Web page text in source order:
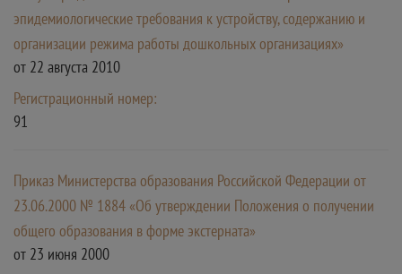
эпидемиологические требования к устройству, содержанию и
организации режима работы дошкольных организациях»
от 22 августа 2010
Регистрационный номер:
91
Приказ Министерства образования Российской Федерации от
23.06.2000 № 1884 «Об утверждении Положения о получении
общего образования в форме экстерната»
от 23 июня 2000